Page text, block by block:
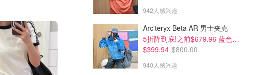
942人感兴趣
Arc'teryx Beta AR 男士夹克
5折降到底!之前$679.96 蓝色款有货
$399.94 $800.00
940人感兴趣